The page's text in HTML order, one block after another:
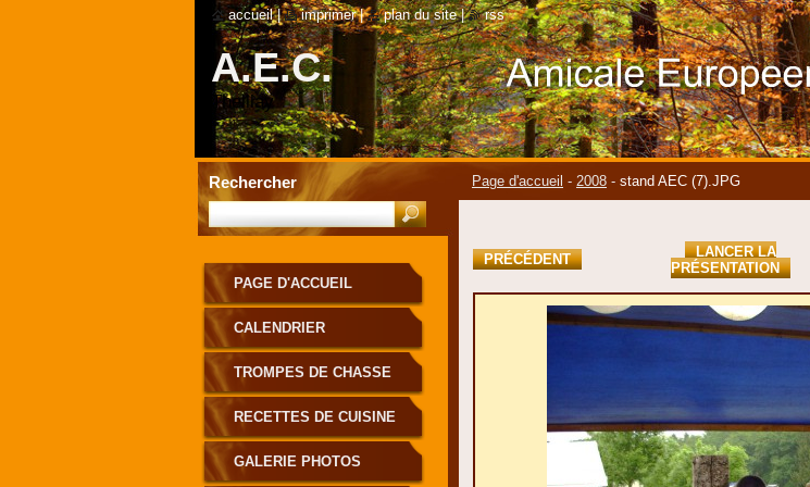
A.E.C.
Theillay
Page d'accueil - 2008 - stand AEC (7).JPG
PRÉCÉDENT
LANCER LA
PRÉSENTATION
PAGE D'ACCUEIL
CALENDRIER
TROMPES DE CHASSE
RECETTES DE CUISINE
GALERIE PHOTOS
Rechercher
accueil | imprimer | plan du site | rss